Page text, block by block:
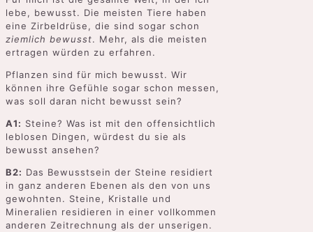
lebe, bewusst. Die meisten Tiere haben
eine Zirbeldrüse, die sind sogar schon
ziemlich bewusst. Mehr, als die meisten
ertragen würden zu erfahren.
Pflanzen sind für mich bewusst. Wir
können ihre Gefühle sogar schon messen,
was soll daran nicht bewusst sein?
A1: Steine? Was ist mit den offensichtlich
leblosen Dingen, würdest du sie als
bewusst ansehen?
B2: Das Bewusstsein der Steine residiert
in ganz anderen Ebenen als den von uns
gewohnten. Steine, Kristalle und
Mineralien residieren in einer vollkommen
anderen Zeitrechnung als der unserigen.